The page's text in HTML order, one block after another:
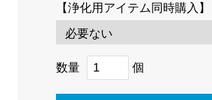
【浄化用アイテム同時購入】
数量 個